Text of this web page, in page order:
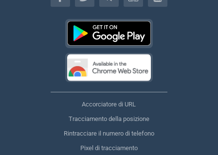
Accorciatore di URL
Tracciamento della posizione
Rintracciare il numero di telefono
Pixel di tracciamento